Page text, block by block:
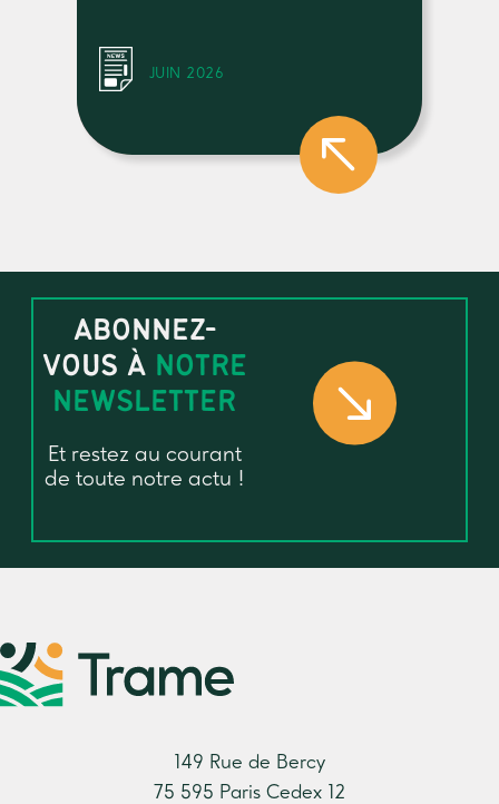
JUIN 2026
ABONNEZ-
VOUS À NOTRE
NEWSLETTER
Et restez au courant
de toute notre actu !
149 Rue de Bercy
75 595 Paris Cedex 12